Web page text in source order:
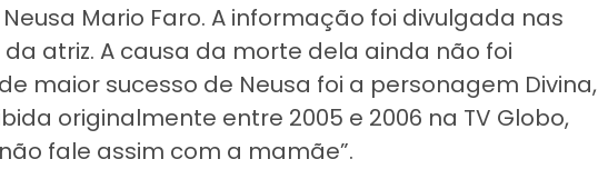
Mario Faro. A informação foi divulgada nas
atriz. A causa da morte dela ainda não foi
maior sucesso de Neusa foi a personagem Divina,
originalmente entre 2005 e 2006 na TV Globo,
fale assim com a mamãe”.